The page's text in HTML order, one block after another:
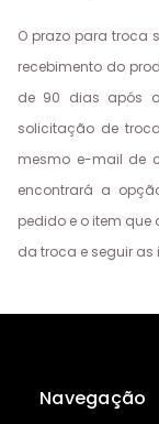
O prazo para troca
recebimento do
de 90 dias após
solicitação de
mesmo e-mail de
encontrará a
pedido e o item que
da troca e seguir as
Navegação